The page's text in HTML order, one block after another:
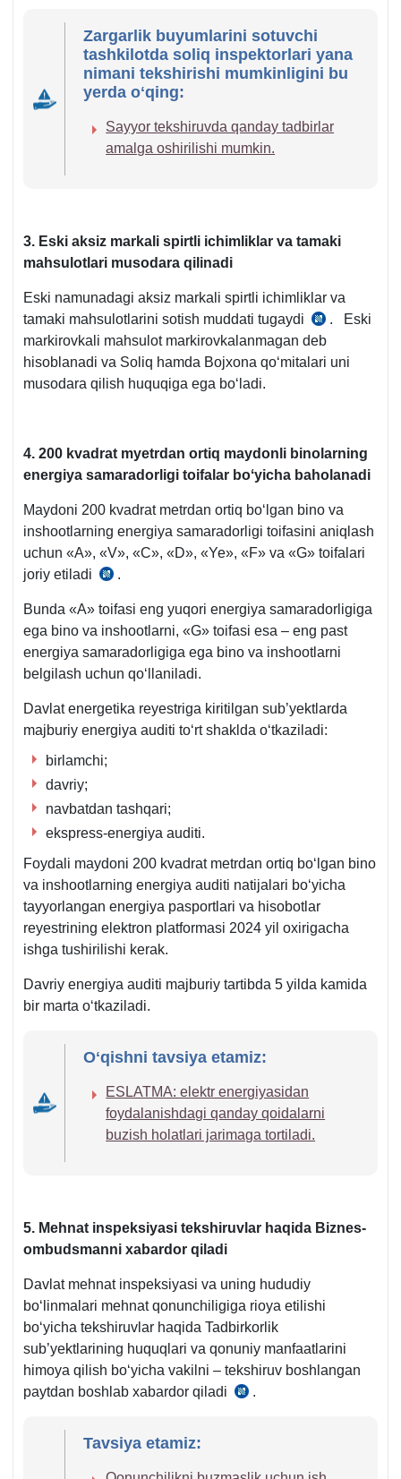
Zargarlik buyumlarini sotuvchi
tashkilotda soliq inspektorlari yana
nimani tekshirishi mumkinligini bu
yerda oʻqing:
Sayyor tekshiruvda qanday tadbirlar
amalga oshirilishi mumkin.
3. Eski aksiz markali spirtli ichimliklar va tamaki
mahsulotlari musodara qilinadi
Eski namunadagi aksiz markali spirtli ichimliklar va
tamaki mahsulotlarini sotish muddati tugaydi
26.07.2023
y.
VMQ-
. Eski
markirovkali mahsulot markirovkalanmagan deb
hisoblanadi va Soliq hamda Bojхona qoʻmitalari uni
musodara qilish huquqiga ega boʻladi.
4. 200 kvadrat myetrdan ortiq maydonli binolarning
energiya samaradorligi toifalar boʻyicha baholanadi
Maydoni 200 kvadrat metrdan ortiq boʻlgan bino va
inshootlarning energiya samaradorligi toifasini aniqlash
uchun «A», «V», «C», «D», «Ye», «F» va «G» toifalari
joriy etiladi
19.10.2024
qaror.
.
Bunda «A» toifasi eng yuqori energiya samaradorligiga
ega bino va inshootlarni, «G» toifasi esa – eng past
energiya samaradorligiga ega bino va inshootlarni
belgilash uchun qoʻllaniladi.
Davlat energetika reyestriga kiritilgan sub’yektlarda
majburiy energiya auditi toʻrt shaklda oʻtkaziladi:
birlamchi;
davriy;
navbatdan tashqari;
ekspress-energiya auditi.
Foydali maydoni 200 kvadrat metrdan ortiq boʻlgan bino
va inshootlarning energiya auditi natijalari boʻyicha
tayyorlangan energiya pasportlari va hisobotlar
reyestrining elektron platformasi 2024 yil oхirigacha
ishga tushirilishi kerak.
Davriy energiya auditi majburiy tartibda 5 yilda kamida
bir marta oʻtkaziladi.
Oʻqishni tavsiya etamiz:
ESLATMA: elektr energiyasidan
foydalanishdagi qanday qoidalarni
buzish holatlari jarimaga tortiladi.
5. Mehnat inspeksiyasi tekshiruvlar haqida Biznes-
ombudsmanni хabardor qiladi
Davlat mehnat inspeksiyasi va uning hududiy
boʻlinmalari mehnat qonunchiligiga rioya etilishi
boʻyicha tekshiruvlar haqida Tadbirkorlik
sub’yektlarining huquqlari va qonuniy manfaatlarini
himoya qilish boʻyicha vakilni – tekshiruv boshlangan
paytdan boshlab хabardor qiladi
04.10.2024
.
Tavsiya etamiz: